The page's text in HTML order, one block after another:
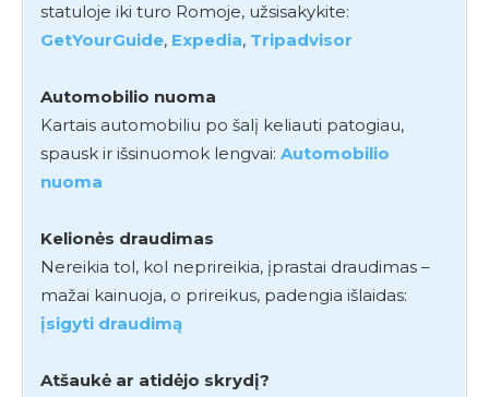
statuloje iki turo Romoje, užsisakykite:
GetYourGuide, Expedia, Tripadvisor
Automobilio nuoma
Kartais automobiliu po šalį keliauti patogiau,
spausk ir išsinuomok lengvai: Automobilio
nuoma
Kelionės draudimas
Nereikia tol, kol neprireikia, įprastai draudimas –
mažai kainuoja, o prireikus, padengia išlaidas:
įsigyti draudimą
Atšaukė ar atidėjo skrydį?